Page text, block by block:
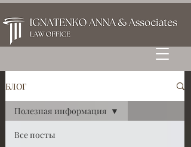
БЛОГ
Все посты
Полезная информация